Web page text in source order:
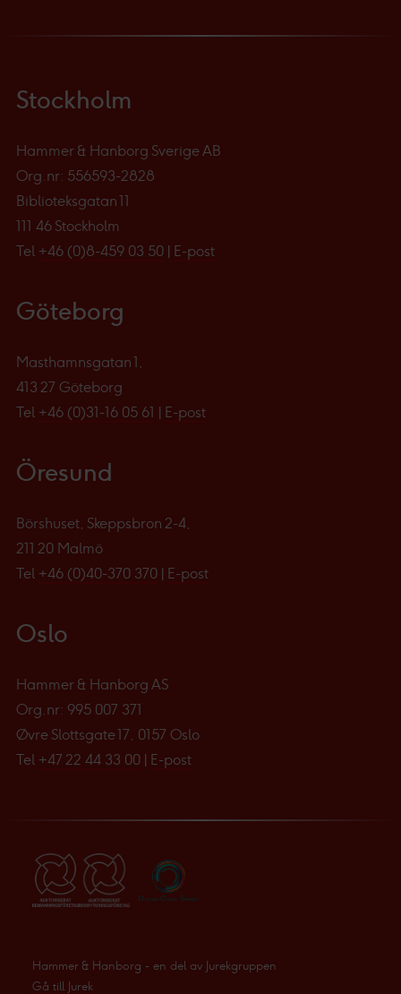
Stockholm
Hammer & Hanborg Sverige AB
Org.nr: 556593-2828
Biblioteksgatan 11
111 46 Stockholm
Tel +46 (0)8-459 03 50 | E-post
Göteborg
Masthamnsgatan 1,
413 27 Göteborg
Tel +46 (0)31-16 05 61 | E-post
Öresund
Börshuset, Skeppsbron 2-4,
211 20 Malmö
Tel +46 (0)40-370 370 | E-post
Oslo
Hammer & Hanborg AS
Org.nr: 995 007 371
Øvre Slottsgate 17, 0157 Oslo
Tel +47 22 44 33 00 | E-post
Hammer & Hanborg - en del av Jurekgruppen
Gå till Jurek